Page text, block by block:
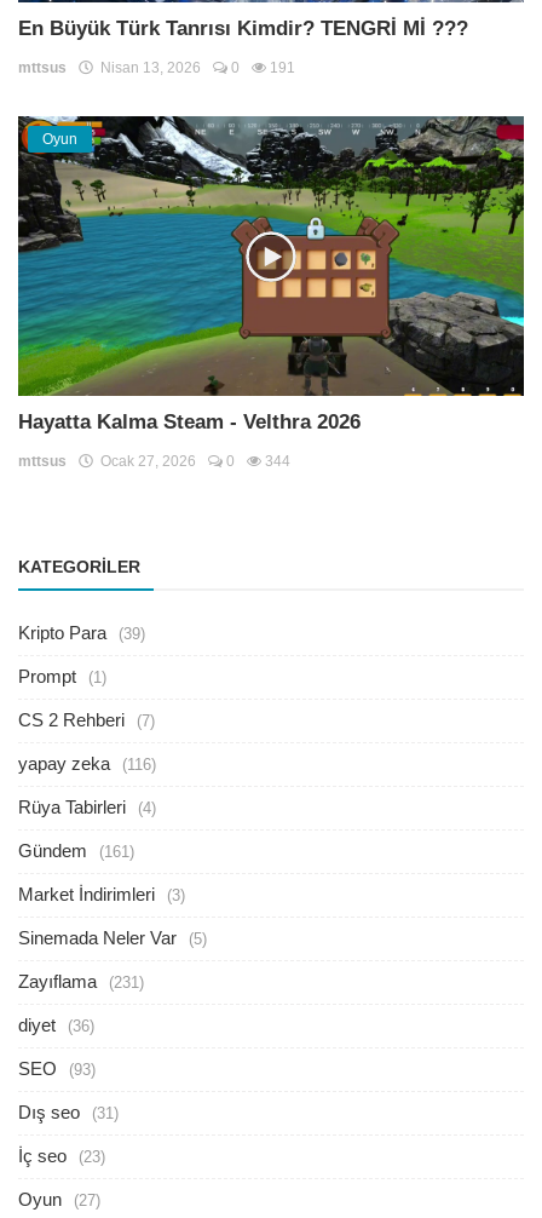
En Büyük Türk Tanrısı Kimdir? TENGRİ Mİ ???
mttsus Nisan 13, 2026 0 191
Oyun
Hayatta Kalma Steam - Velthra 2026
mttsus Ocak 27, 2026 0 344
KATEGORILER
Kripto Para (39)
Prompt (1)
CS 2 Rehberi (7)
yapay zeka (116)
Rüya Tabirleri (4)
Gündem (161)
Market İndirimleri (3)
Sinemada Neler Var (5)
Zayıflama (231)
diyet (36)
SEO (93)
Dış seo (31)
İç seo (23)
Oyun (27)